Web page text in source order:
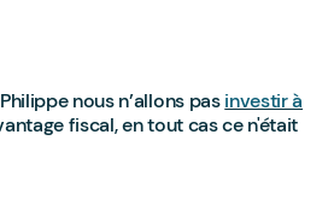
nous n’allons pasinvestir à
fiscal, en tout cas ce n'était